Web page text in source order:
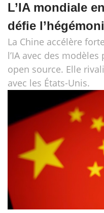
L’IA mondiale
défie
La Chine accélère
l’IA avec des
open source. Elle
avec les États-Unis.